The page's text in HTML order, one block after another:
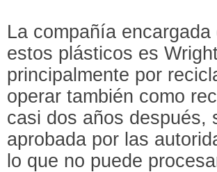
La compañía
estos plásticos es
principalmente por
operar también como
casi dos años después,
aprobada por las
lo que no puede